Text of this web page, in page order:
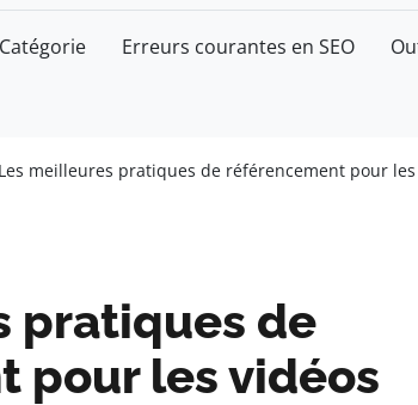
Catégorie Erreurs courantes en SEO
Les meilleures pratiques de référencement pour les
pratiques de
pour les vidéos